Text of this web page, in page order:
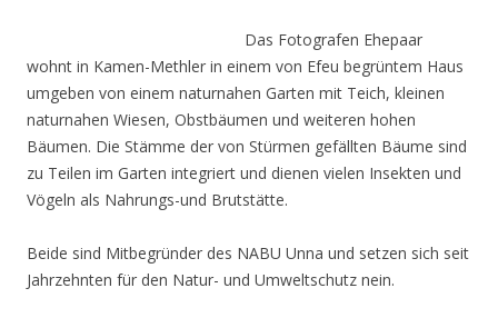
Das Fotografen Ehepaar
wohnt in Kamen-Methler in einem von Efeu begrüntem Haus
umgeben von einem naturnahen Garten mit Teich, kleinen
naturnahen Wiesen, Obstbäumen und weiteren hohen
Bäumen. Die Stämme der von Stürmen gefällten Bäume sind
zu Teilen im Garten integriert und dienen vielen Insekten und
Vögeln als Nahrungs-und Brutstätte.
Beide sind Mitbegründer des NABU Unna und setzen sich seit
Jahrzehnten für den Natur- und Umweltschutz nein.